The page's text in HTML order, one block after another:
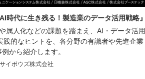
時代に生き残る！製造業のデータ活用戦略』
属人化などの課題を踏まえ、AI・データ活用
践的なヒントを、各分野の有識者や先進企業
から紹介します。
サイボウズ株式会社